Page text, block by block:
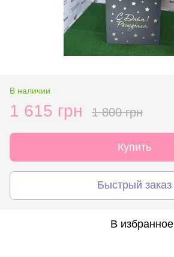
В наличии
1 615 грн 1 800 грн
Купить
Быстрый заказ
В избранное